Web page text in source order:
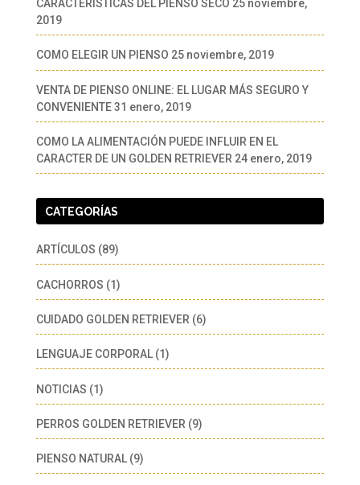
CARACTERÍSTICAS DEL PIENSO SECO 25 noviembre,
2019
COMO ELEGIR UN PIENSO 25 noviembre, 2019
VENTA DE PIENSO ONLINE: EL LUGAR MÁS SEGURO Y
CONVENIENTE 31 enero, 2019
COMO LA ALIMENTACIÓN PUEDE INFLUIR EN EL
CARACTER DE UN GOLDEN RETRIEVER 24 enero, 2019
CATEGORÍAS
ARTÍCULOS (89)
CACHORROS (1)
CUIDADO GOLDEN RETRIEVER (6)
LENGUAJE CORPORAL(1)
NOTICIAS (1)
PERROS GOLDEN RETRIEVER (9)
PIENSO NATURAL(9)